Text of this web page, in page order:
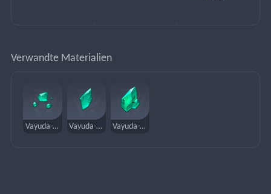
Verwandte Materialien
Vayuda-Türkis-Splitter Vayuda-Türkis-Bruchstück Vayuda-Türkis-Brocken